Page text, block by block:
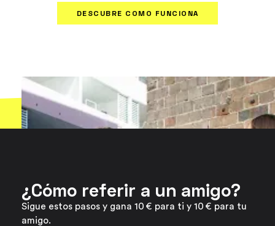
DESCUBRE COMO FUNCIONA
¿Cómo referir a un amigo?
Sigue estos pasos y gana 10 € para ti y 10 € para tu
amigo.